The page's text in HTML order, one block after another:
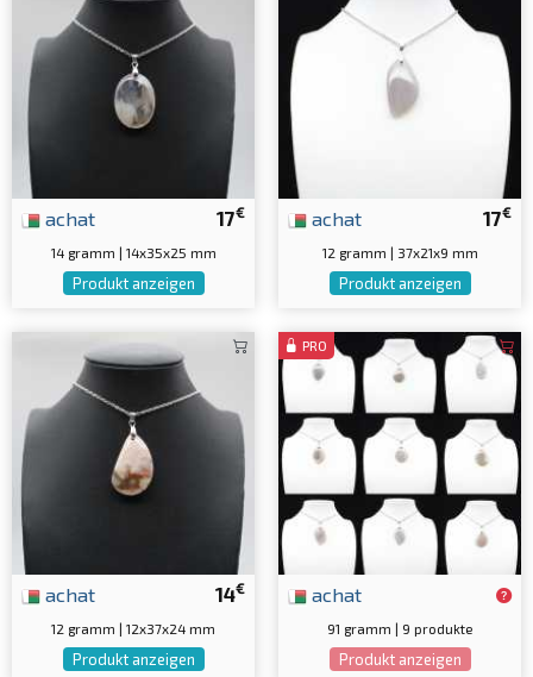
17€
achat
14 gramm | 14x35x25 mm
Produkt anzeigen
17€
achat
12 gramm | 37x21x9 mm
Produkt anzeigen
14€
achat
12 gramm | 12x37x24 mm
Produkt anzeigen
PRO
achat
91 gramm | 9 produkte
Produkt anzeigen